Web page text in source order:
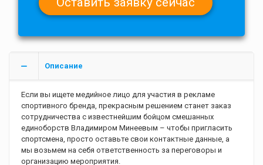
Описание
Если вы ищете медийное лицо для участия в рекламе
спортивного бренда, прекрасным решением станет заказ
сотрудничества с известнейшим бойцом смешанных
единоборств Владимиром Минеевым – чтобы пригласить
спортсмена, просто оставьте свои контактные данные, а
мы возьмем на себя ответственность за переговоры и
организацию мероприятия.